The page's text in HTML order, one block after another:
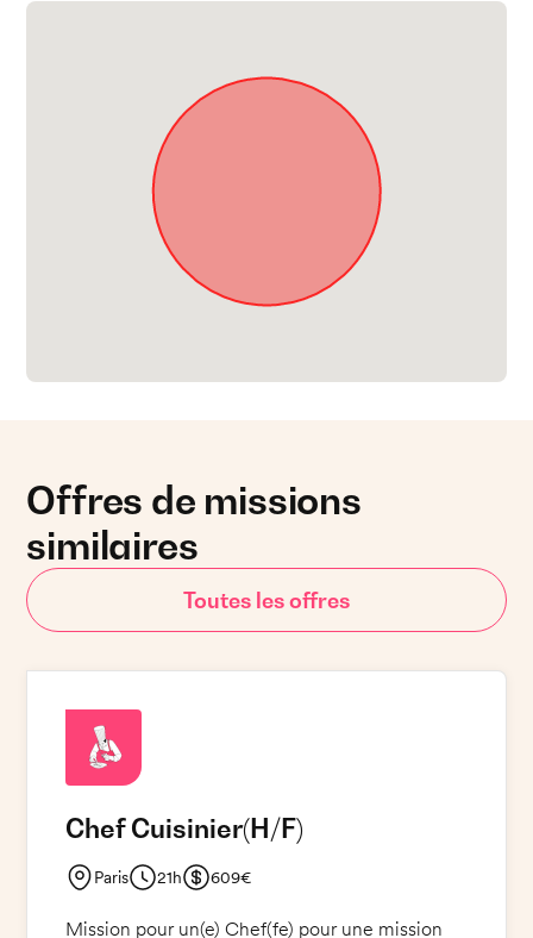
Offres de missions
similaires
Toutes les offres
Chef Cuisinier(H/F)
Paris 21h 609€
Mission pour un(e) Chef(fe) pour une mission